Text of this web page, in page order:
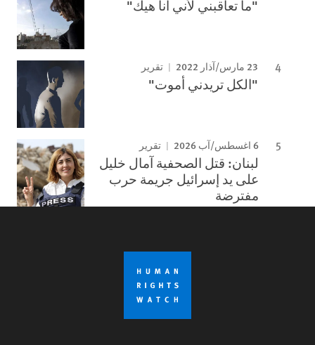
"ما تعاقبني لأني أنا هيك"
23 مارس/آذار 2022 تقرير
"الكل تريدني أموت"
6 اغسطس/آب 2026 تقرير
لبنان: قتل الصحفية آمال خليل
على يد إسرائيل جريمة حرب
مفترضة